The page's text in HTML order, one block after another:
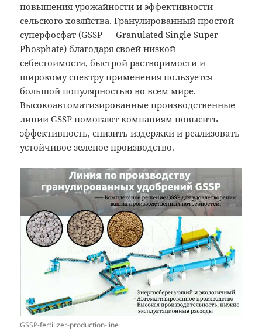
повышения урожайности и эффективности
сельского хозяйства. Гранулированный простой
суперфосфат (GSSP — Granulated Single Super
Phosphate) благодаря своей низкой
себестоимости, быстрой растворимости и
широкому спектру применения пользуется
большой популярностью во всем мире.
Высокоавтоматизированныепроизводственные
линии GSSP помогают компаниям повысить
эффективность, снизить издержки и реализовать
устойчивое зеленое производство.
GSSP-fertilizer-production-line